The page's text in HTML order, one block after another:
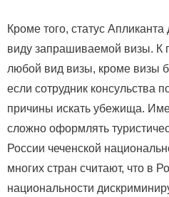
Кроме того, статус
виду запрашиваемой визы. К
любой вид визы, кроме визы
если сотрудник консульства
причины искать убежища.
сложно оформлять
России чеченской
многих стран считают, что в
национальности